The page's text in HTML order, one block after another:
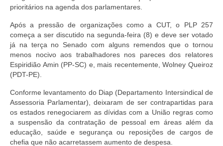
prioritários na agenda dos parlamentares.
Após a pressão de organizações como a CUT, o PLP 257
começa a ser discutido na segunda-feira (8) e deve ser votado
já na terça no Senado com alguns remendos que o tornou
menos nocivo aos trabalhadores nos pareces dos relatores
Espiridião Amin (PP-SC) e, mais recentemente, Wolney Queiroz
(PDT-PE).
Conforme levantamento do Diap (Departamento Intersindical de
Assessoria Parlamentar), deixaram de ser contrapartidas para
os estados renegociarem as dívidas com a União regras como
a suspensão da contratação de pessoal em áreas além da
educação, saúde e segurança ou reposições de cargos de
chefia que não acarretassem aumento de despesa.